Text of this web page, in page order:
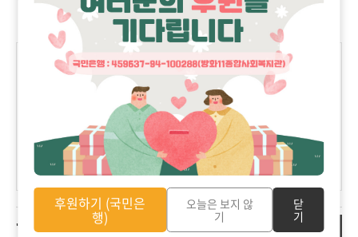
소통마당> 공지사항 ' 카테고리의 다른 글
방화11종고합사회복지관 경력직 사회복지사 채용 재공고
방화11종합사회복지관 경력직 사회복지사 최종합격자 공고
방화11종합사회복지관 육아휴직대체인력(사회복지사) 서류 합격
자 공고 (0)
방화11종합사회복지관 경력직 사회복지사 서류 합격자 공고 (0) 2025.10.22
[꿈자람 책 놀이터] 꿈자람 책잔치 - 책으로 마블! (0) 2025.10.14
'소통마당/공지사항' 관련 글 더보기
후원하기 (국민은
행)
오늘은 보지 않
기
닫
기